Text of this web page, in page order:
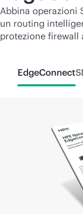
Abbina operazioni
un routing
protezione firewall
EdgeConnect